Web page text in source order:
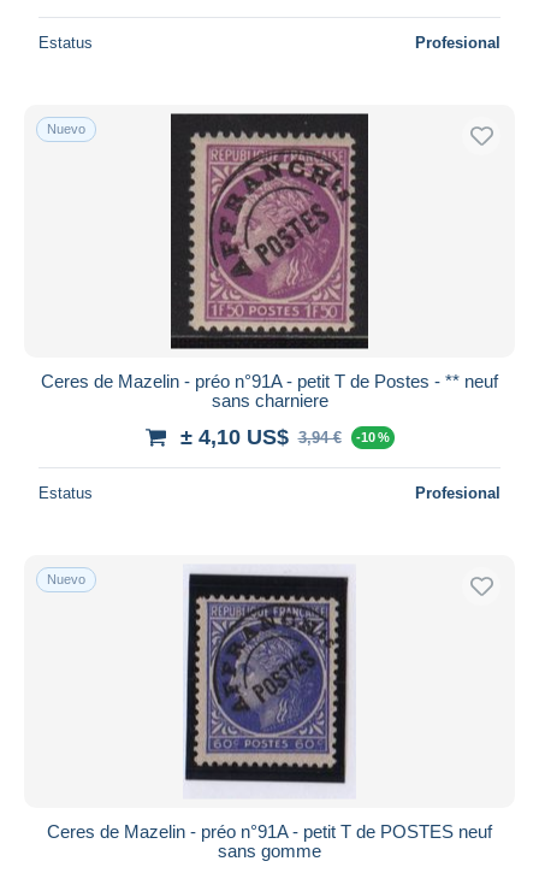
Estatus Profesional
Nuevo
Ceres de Mazelin - préo n°91A - petit T de Postes - ** neuf
sans charniere
± 4,10 US$ 3,94 € -10 %
Estatus Profesional
Nuevo
Ceres de Mazelin - préo n°91A - petit T de POSTES neuf
sans gomme